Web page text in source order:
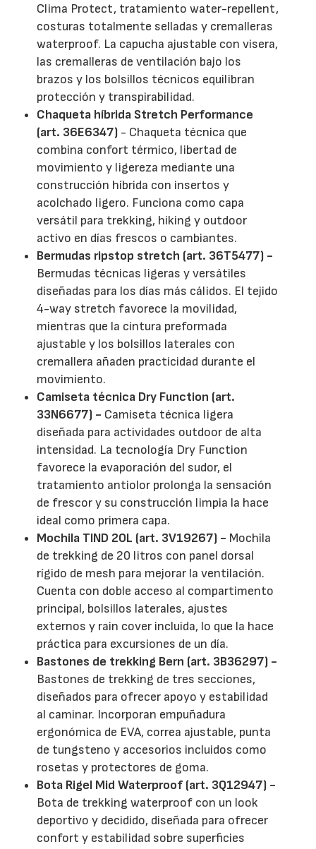
Clima Protect, tratamiento water-repellent,
costuras totalmente selladas y cremalleras
waterproof. La capucha ajustable con visera,
las cremalleras de ventilación bajo los
brazos y los bolsillos técnicos equilibran
protección y transpirabilidad.
Chaqueta híbrida Stretch Performance
(art. 36E6347) - Chaqueta técnica que
combina confort térmico, libertad de
movimiento y ligereza mediante una
construcción híbrida con insertos y
acolchado ligero. Funciona como capa
versátil para trekking, hiking y outdoor
activo en días frescos o cambiantes.
Bermudas ripstop stretch (art. 36T5477) -
Bermudas técnicas ligeras y versátiles
diseñadas para los días más cálidos. El tejido
4-way stretch favorece la movilidad,
mientras que la cintura preformada
ajustable y los bolsillos laterales con
cremallera añaden practicidad durante el
movimiento.
Camiseta técnica Dry Function (art.
33N6677) - Camiseta técnica ligera
diseñada para actividades outdoor de alta
intensidad. La tecnología Dry Function
favorece la evaporación del sudor, el
tratamiento antiolor prolonga la sensación
de frescor y su construcción limpia la hace
ideal como primera capa.
Mochila TIND 20L (art. 3V19267) - Mochila
de trekking de 20 litros con panel dorsal
rígido de mesh para mejorar la ventilación.
Cuenta con doble acceso al compartimento
principal, bolsillos laterales, ajustes
externos y rain cover incluida, lo que la hace
práctica para excursiones de un día.
Bastones de trekking Bern (art. 3B36297) -
Bastones de trekking de tres secciones,
diseñados para ofrecer apoyo y estabilidad
al caminar. Incorporan empuñadura
ergonómica de EVA, correa ajustable, punta
de tungsteno y accesorios incluidos como
rosetas y protectores de goma.
Bota Rigel Mid Waterproof (art. 3Q12947) -
Bota de trekking waterproof con un look
deportivo y decidido, diseñada para ofrecer
confort y estabilidad sobre superficies